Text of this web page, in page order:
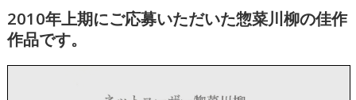
2010年上期にご応募いただいた惣菜川柳の佳作
作品です。